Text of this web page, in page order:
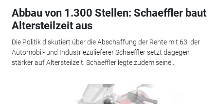
Abbau von 1.300 Stellen: Schaeffler baut
Altersteilzeit aus
Die Politik diskutiert über die Abschaffung der Rente mit 63, der
Automobil- und Industriezulieferer Schaeffler setzt dagegen
stärker auf Altersteilzeit. Schaeffler legte zudem seine...